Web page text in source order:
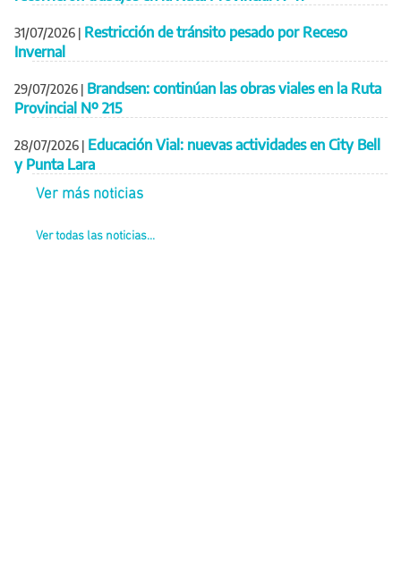
31/07/2026 | Restricción de tránsito pesado por Receso
Invernal
29/07/2026 | Brandsen: continúan las obras viales en la Ruta
Provincial Nº 215
28/07/2026 | Educación Vial: nuevas actividades en City Bell
y Punta Lara
Ver más noticias
Ver todas las noticias...